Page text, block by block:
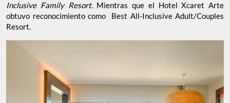
Inclusive Family Resort. Mientras que el Hotel Xcaret Arte
obtuvo reconocimiento como Best All-Inclusive Adult/Couples
Resort.